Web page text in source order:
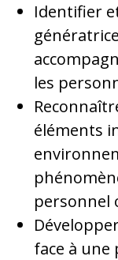
Identifier
les
éléments
personnel
face à une